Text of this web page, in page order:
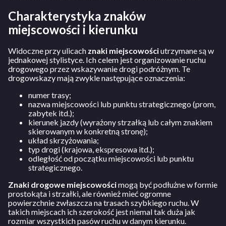
Charakterystyka znaków
miejscowości i kierunku
Widoczne przy ulicach znaki miejscowościutrzymane są w
jednakowej stylistyce. Ich celem jest organizowanie ruchu
drogowego przez wskazywanie drogi podróżnym. Te
drogowskazy mają zwykle następujące oznaczenia:
numer trasy;
nazwa miejscowości lub punktu strategicznego (prom,
zabytek itd.);
kierunek jazdy (wyrażony strzałką lub całym znakiem
skierowanym w konkretną stronę);
układ skrzyżowania;
typ drogi (krajowa, ekspresowa itd.);
odległość od początku miejscowości lub punktu
strategicznego.
Znaki drogowe miejscowościmogą być podłużne w formie
prostokąta i strzałki, ale również mieć ogromne
powierzchnie zwłaszcza na trasach szybkiego ruchu. W
takich miejscach ich szerokość jest niemal tak duża jak
rozmiar wszystkich pasów ruchu w danym kierunku.